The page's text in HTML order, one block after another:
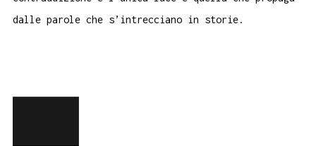
dalle parole che s’intrecciano in storie.